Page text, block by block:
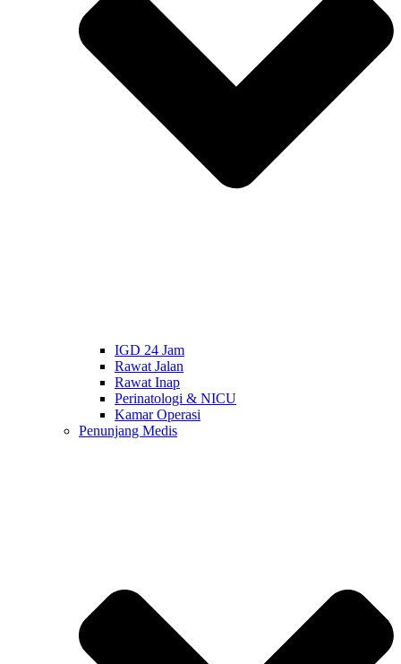
IGD 24 Jam
Rawat Jalan
Rawat Inap
Perinatologi & NICU
Kamar Operasi
Penunjang Medis